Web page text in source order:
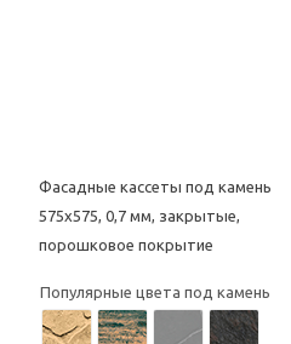
Фасадные кассеты под камень
575х575, 0,7 мм, закрытые,
порошковое покрытие
Популярные цвета под камень